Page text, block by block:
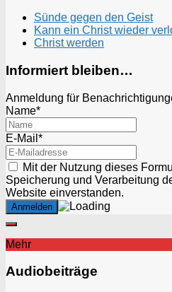
Sünde gegen den Geist
Kann ein Christ wieder
Christ werden
Informiert bleiben…
Anmeldung für
Name*
E-Mail*
Mit der Nutzung dieses
Speicherung und Verarbeitung
Website einverstanden.
Mehr
Audiobeiträge